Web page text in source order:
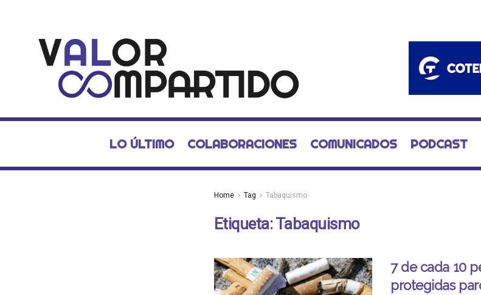
LO ÚLTIMO COLABORACIONES COMUNICADOS PODCAST
Home Tag Tabaquismo
Etiqueta:Tabaquismo
7 de cada 10
protegidas